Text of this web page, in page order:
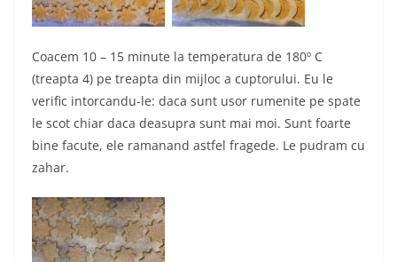
Coacem 10 – 15 minute la temperatura de 180º C
(treapta 4) pe treapta din mijloc a cuptorului. Eu le
verific intorcandu-le: daca sunt usor rumenite pe spate
le scot chiar daca deasupra sunt mai moi. Sunt foarte
bine facute, ele ramanand astfel fragede. Le pudram cu
zahar.